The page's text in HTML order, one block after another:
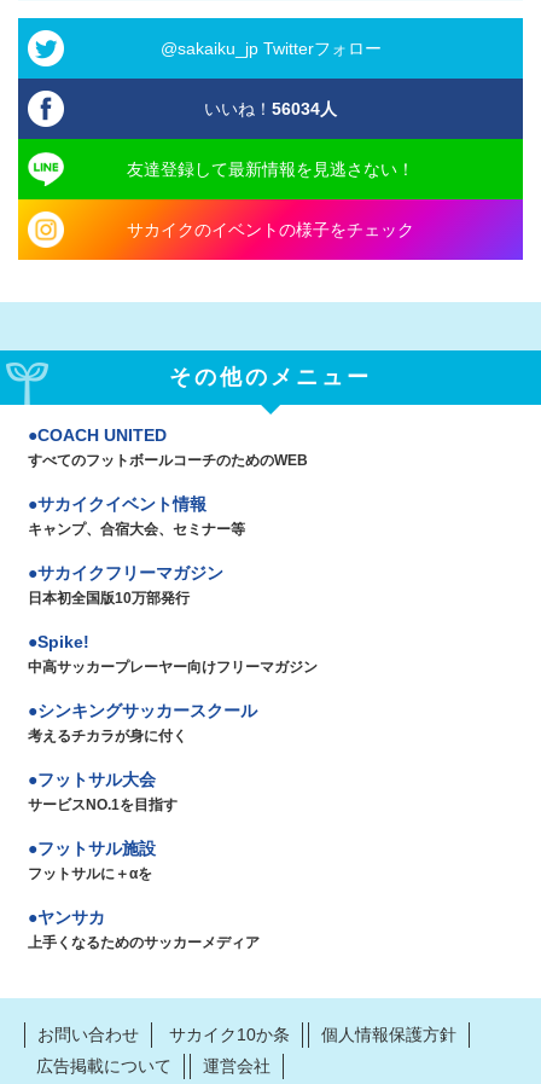
@sakaiku_jp Twitterフォロー
いいね！ 56034人
友達登録して最新情報を見逃さない！
サカイクのイベントの様子をチェック
その他のメニュー
COACH UNITED
すべてのフットボールコーチのためのWEB
サカイクイベント情報
キャンプ、合宿大会、セミナー等
サカイクフリーマガジン
日本初全国版10万部発行
Spike!
中高サッカープレーヤー向けフリーマガジン
シンキングサッカースクール
考えるチカラが身に付く
フットサル大会
サービスNO.1を目指す
フットサル施設
フットサルに＋αを
ヤンサカ
上手くなるためのサッカーメディア
お問い合わせ サカイク10か条
個人情報保護方針
広告掲載について
運営会社